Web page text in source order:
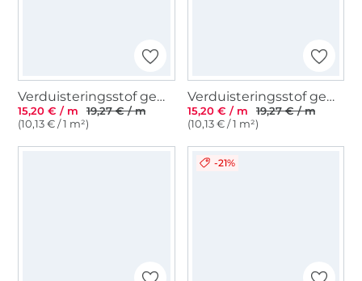
Verduisteringsstof gemêleerd, grijs
15,20 € / m
19,27 € / m
(10,13 € / 1 m²)
Verduisteringsstof gemêleerd, blauw
15,20 € / m
19,27 € / m
(10,13 € / 1 m²)
-21%